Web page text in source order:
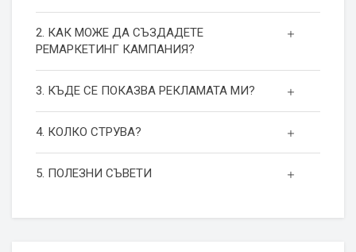
2. КАК МОЖЕ ДА СЪЗДАДЕТЕ
РЕМАРКЕТИНГ КАМПАНИЯ?
3. КЪДЕ СЕ ПОКАЗВА РЕКЛАМАТА МИ?
4. КОЛКО СТРУВА?
5. ПОЛЕЗНИ СЪВЕТИ